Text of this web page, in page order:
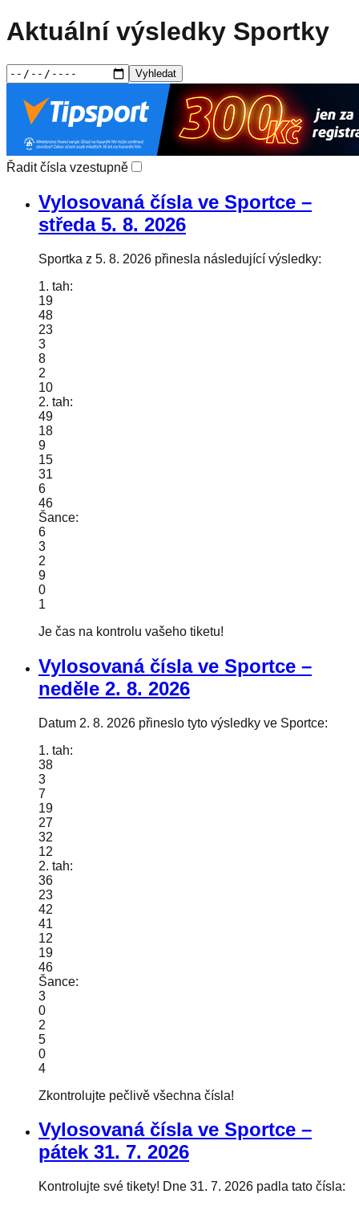
Aktuální výsledky Sportky
Vyhledat
Řadit čísla vzestupně
Vylosovaná čísla ve Sportce –
středa 5. 8. 2026
Sportka z 5. 8. 2026 přinesla následující výsledky:
1. tah:
19
48
23
3
8
2
10
2. tah:
49
18
9
15
31
6
46
Šance:
6
3
2
9
0
1
Je čas na kontrolu vašeho tiketu!
Vylosovaná čísla ve Sportce –
neděle 2. 8. 2026
Datum 2. 8. 2026 přineslo tyto výsledky ve Sportce:
1. tah:
38
3
7
19
27
32
12
2. tah:
36
23
42
41
12
19
46
Šance:
3
0
2
5
0
4
Zkontrolujte pečlivě všechna čísla!
Vylosovaná čísla ve Sportce –
pátek 31. 7. 2026
Kontrolujte své tikety! Dne 31. 7. 2026 padla tato čísla: